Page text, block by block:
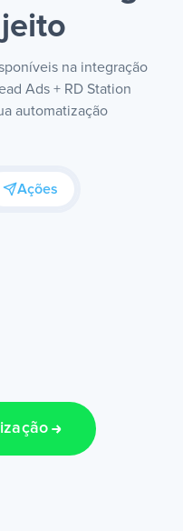
na integração
Ads + RD Station
automatização
Ações